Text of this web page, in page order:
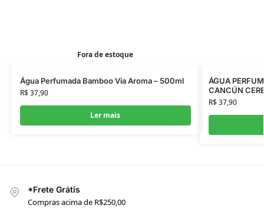
Fora de estoque
Água Perfumada Bamboo Via Aroma – 500ml
R$37,90
Ler mais
ÁGUA
CANCÚN
R$37,90
*Frete Grátis
Compras acima de R$250,00